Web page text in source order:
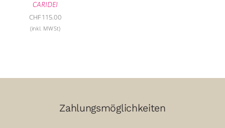
CARIDEI
CHF115.00
(inkl. MWSt)
Zahlungsmöglichkeiten